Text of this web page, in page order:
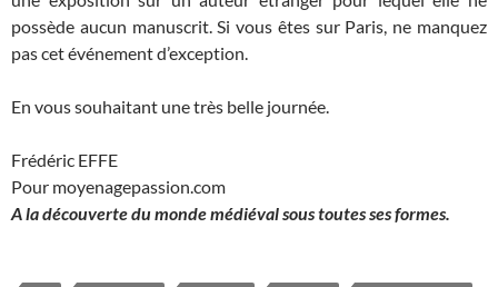
possède aucun manuscrit. Si vous êtes sur Paris, ne manquez
pas cet événement d’exception.
En vous souhaitant une très belle journée.
Frédéric EFFE
Pour moyenagepassion.com
A la découverte du monde médiéval sous toutes ses formes.